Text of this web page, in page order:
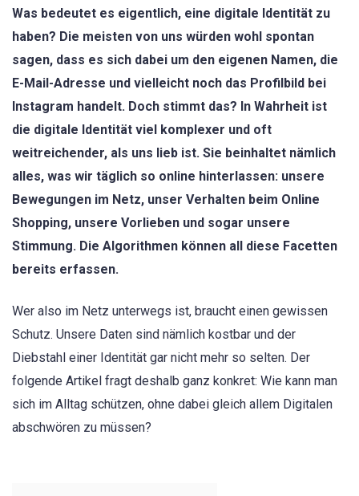
Was bedeutet es eigentlich, eine digitale Identität zu
haben? Die meisten von uns würden wohl spontan
sagen, dass es sich dabei um den eigenen Namen, die
E-Mail-Adresse und vielleicht noch das Profilbild bei
Instagram handelt. Doch stimmt das? In Wahrheit ist
die digitale Identität viel komplexer und oft
weitreichender, als uns lieb ist. Sie beinhaltet nämlich
alles, was wir täglich so online hinterlassen: unsere
Bewegungen im Netz, unser Verhalten beim Online
Shopping, unsere Vorlieben und sogar unsere
Stimmung. Die Algorithmen können all diese Facetten
bereits erfassen.
Wer also im Netz unterwegs ist, braucht einen gewissen
Schutz. Unsere Daten sind nämlich kostbar und der
Diebstahl einer Identität gar nicht mehr so selten. Der
folgende Artikel fragt deshalb ganz konkret: Wie kann man
sich im Alltag schützen, ohne dabei gleich allem Digitalen
abschwören zu müssen?